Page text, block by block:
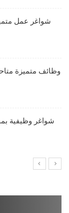
شواغر عمل
وظائف متميزة
شواغر وظيفية